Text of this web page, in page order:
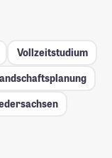
Vollzeitstudium